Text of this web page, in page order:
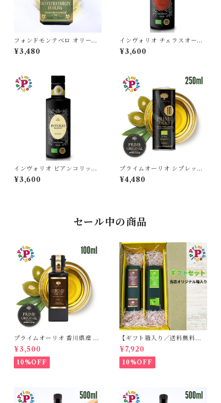
フォンドモンテベロ オリーブ
オイル エキストラバージン 25
0ml FONDO MONTEBELL
¥3,480
インヴォリオ チェラスオーラ
オリーブオイル エキストラバ
ージン 250ml カーサグラッツ
種100％ IGP認定 原産地証明
オーガニック 有機栽培 本物 逆
流防止栓キャップ 高級
¥3,600
インヴォリオ ビアンコリッラ
オリーブオイル エキストラバ
ージン 250ml カーサグラッツ
流防止栓キャップ 高級
¥3,600
プライムオーリオ シプレッシ
ーノ インテンソ オリーブオイ
ル エキストラバージン イタリ
¥4,480
セール中の商品
プライムオーリオ 香川県産 ミ
ッション種100% エキストラ
バージンオリーブオイル フー
ドアドベンチャー PRIME 高
級
¥3,500
10%OFF
【ギフト箱入り／送料無料】
プライムオーリオ香川ミッシ
ョン エキストラバージンオリ
ーブオイル と プライムオーリ
オ香川ルッカ エキストラバー
¥7,920
10%OFF